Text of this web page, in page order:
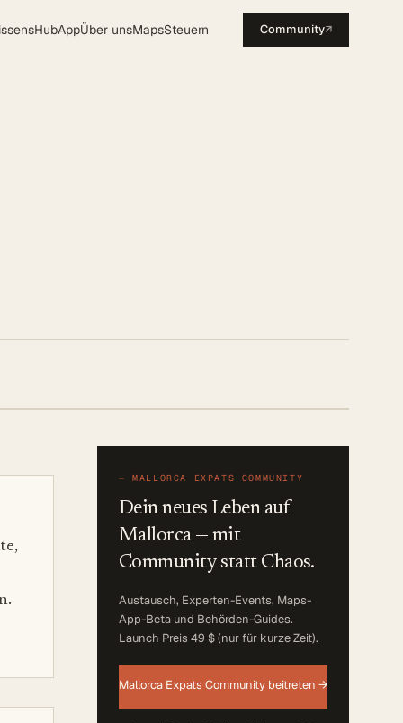
AppÜber unsMapsSteuern Community↗
—MALLORCA EXPATS COMMUNITY
Dein neues Leben auf
Mallorca — mit
Community statt Chaos.
Austausch, Experten-Events, Maps-
App-Beta und Behörden-Guides.
Launch Preis 49 $ (nur für kurze Zeit).
Mallorca Expats Community beitreten →